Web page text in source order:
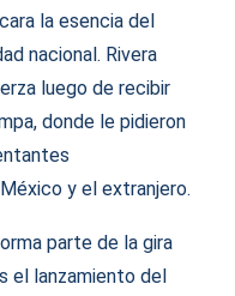
la esencia del
nacional. Rivera
luego de recibir
donde le pidieron
y el extranjero.
parte de la gira
el lanzamiento del